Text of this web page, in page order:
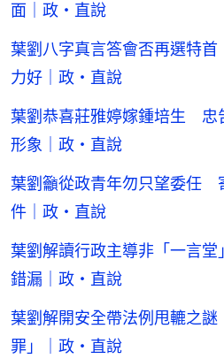
面｜政・直說
葉劉八字真言答會否再選特
力好｜政・直說
葉劉恭喜莊雅婷嫁鍾培生 忠
形象｜政・直說
葉劉籲從政青年勿只望委任
件｜政・直說
葉劉解讀行政主導非「一言
錯漏｜政・直說
葉劉解開安全帶法例甩轆之
罪」｜政・直說